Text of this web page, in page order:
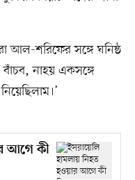
আল-শরিফের সঙ্গে ঘনিষ্ঠ
নাহয় একসঙ্গে
আগে কী